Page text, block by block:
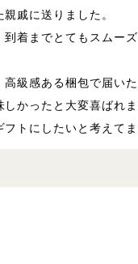
戚に送りました。
到着までとてもスムー
級感ある梱包で届いた
かったと大変喜ばれま
トにしたいと考えてま